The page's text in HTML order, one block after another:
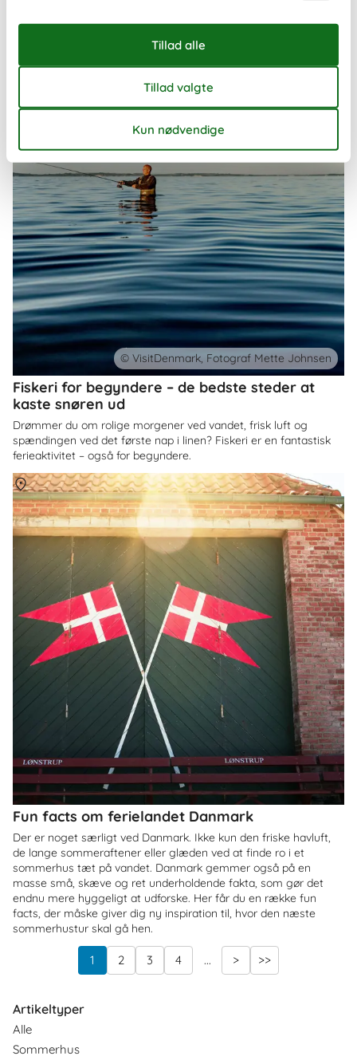
eller en mindre gruppe venner.
Fiskeri for begyndere – de bedste steder at
kaste snøren ud
Drømmer du om rolige morgener ved vandet, frisk luft og
spændingen ved det første nap i linen? Fiskeri er en fantastisk
ferieaktivitet – også for begyndere.
© VisitDenmark, Fotograf Mette Johnsen
Fun facts om ferielandet Danmark
Der er noget særligt ved Danmark. Ikke kun den friske havluft,
de lange sommeraftener eller glæden ved at finde ro i et
sommerhus tæt på vandet. Danmark gemmer også på en
masse små, skæve og ret underholdende fakta, som gør det
endnu mere hyggeligt at udforske. Her får du en række fun
facts, der måske giver dig ny inspiration til, hvor den næste
sommerhustur skal gå hen.
OmDanmark
1 2 3 4 ... > >>
Artikeltyper
Alle
Sommerhus